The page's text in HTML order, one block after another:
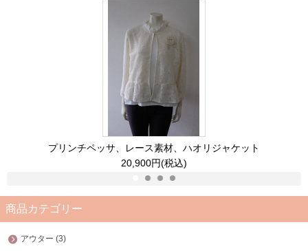
プリンチペッサ、レース素材、ハオリジャケット
20,900円(税込)
商品カテゴリー
アウター (3)